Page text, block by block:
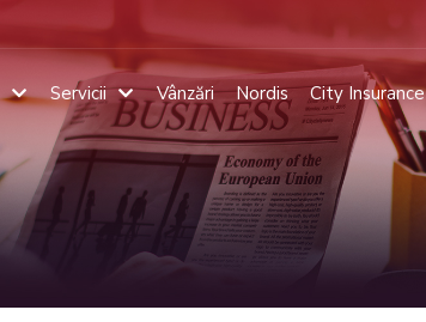
Servicii Vânzări Nordis City Insurance